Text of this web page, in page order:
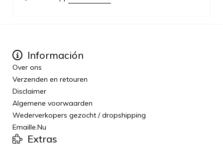
Información
Over ons
Verzenden en retouren
Disclaimer
Algemene voorwaarden
Wederverkopers gezocht / dropshipping
Emaille.Nu
Extras